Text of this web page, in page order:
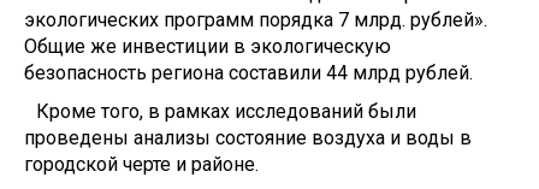
экологических программ порядка 7 млрд. рублей».
Общие же инвестиции в экологическую
безопасность региона составили 44 млрд рублей.
Кроме того, в рамках исследований были
проведены анализы состояние воздуха и воды в
городской черте и районе.